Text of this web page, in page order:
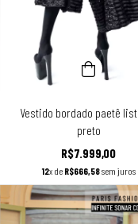
Vestido bordado paetê
preto
R$7.999,00
12x de R$666,58sem juros